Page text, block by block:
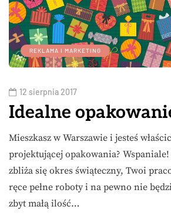
REKLAMA I MARKETING
12 sierpnia 2017
Idealne
Mieszkasz w Warszawie i jesteś
projektującej opakowania?
zbliża się okres świąteczny, Twoi
ręce pełne roboty i na pewno nie
zbyt małą ilość…